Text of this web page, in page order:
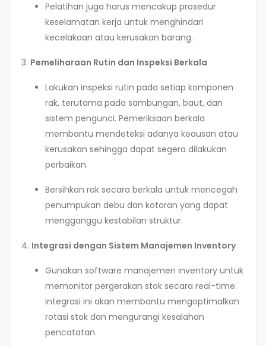
Pelatihan juga harus mencakup prosedur
keselamatan kerja untuk menghindari
kecelakaan atau kerusakan barang.
3. Pemeliharaan Rutin dan Inspeksi Berkala
Lakukan inspeksi rutin pada setiap komponen
rak, terutama pada sambungan, baut, dan
sistem pengunci. Pemeriksaan berkala
membantu mendeteksi adanya keausan atau
kerusakan sehingga dapat segera dilakukan
perbaikan.
Bersihkan rak secara berkala untuk mencegah
penumpukan debu dan kotoran yang dapat
mengganggu kestabilan struktur.
4. Integrasi dengan Sistem Manajemen Inventory
Gunakan software manajemen inventory untuk
memonitor pergerakan stok secara real-time.
Integrasi ini akan membantu mengoptimalkan
rotasi stok dan mengurangi kesalahan
pencatatan.